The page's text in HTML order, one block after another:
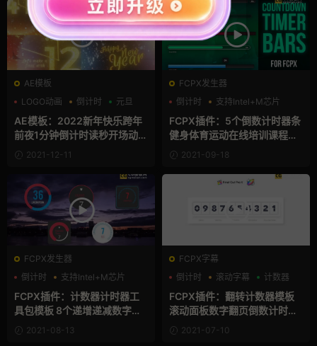
AE模板
LOGO动画
倒计时 元旦
AE模板：2022新年快乐跨年
前夜1分钟倒计时读秒开场动画
模板 New Year Countdown
2022
2021-12-11
FCPX发生器
倒计时
支持Intel+M芯片
计数器
FCPX插件：5个倒数计时器条
健身体育运动在线培训课程计
数讲解动画FCPX模板 Countd
own Timer Bars
2021-09-18
FCPX发生器
倒计时
支持Intel+M芯片
计数器
FCPX插件：计数器计时器工
具包模板 8个递增递减数字单
词百分比插件 Counter Timer
Toolkit
2021-08-13
FCPX字幕
倒计时
滚动字幕 计数器
FCPX插件：翻转计数器模板
滚动面板数字翻页倒数计时动
画创建器 Flip Counter Creat
or
2021-07-10